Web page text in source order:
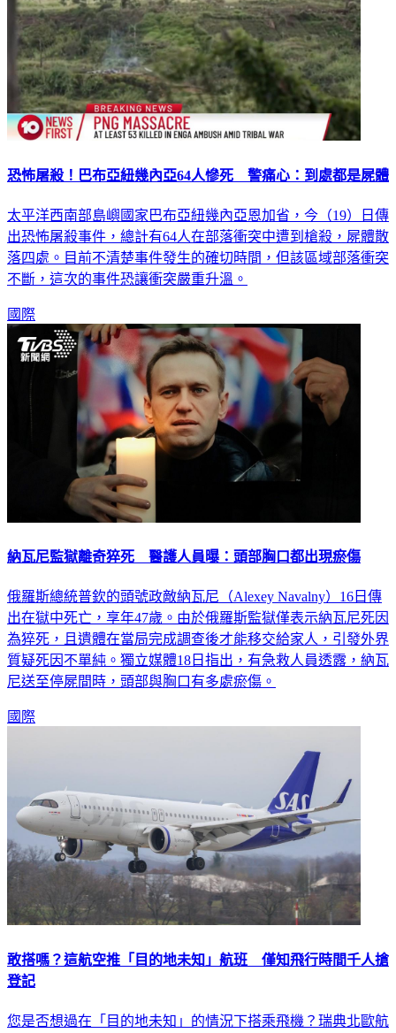
恐怖屠殺！巴布亞紐幾內亞64人慘死 警痛心：到處都是屍體
太平洋西南部島嶼國家巴布亞紐幾內亞恩加省，今（19）日傳
出恐怖屠殺事件，總計有64人在部落衝突中遭到槍殺，屍體散
落四處。目前不清楚事件發生的確切時間，但該區域部落衝突
不斷，這次的事件恐讓衝突嚴重升溫。
國際
納瓦尼監獄離奇猝死 醫護人員曝：頭部胸口都出現瘀傷
俄羅斯總統普欽的頭號政敵納瓦尼（Alexey Navalny）16日傳
出在獄中死亡，享年47歲。由於俄羅斯監獄僅表示納瓦尼死因
為猝死，且遺體在當局完成調查後才能移交給家人，引發外界
質疑死因不單純。獨立媒體18日指出，有急救人員透露，納瓦
尼送至停屍間時，頭部與胸口有多處瘀傷。
國際
敢搭嗎？這航空推「目的地未知」航班 僅知飛行時間千人搶
登記
您是否想過在「目的地未知」的情況下搭乘飛機？瑞典北歐航